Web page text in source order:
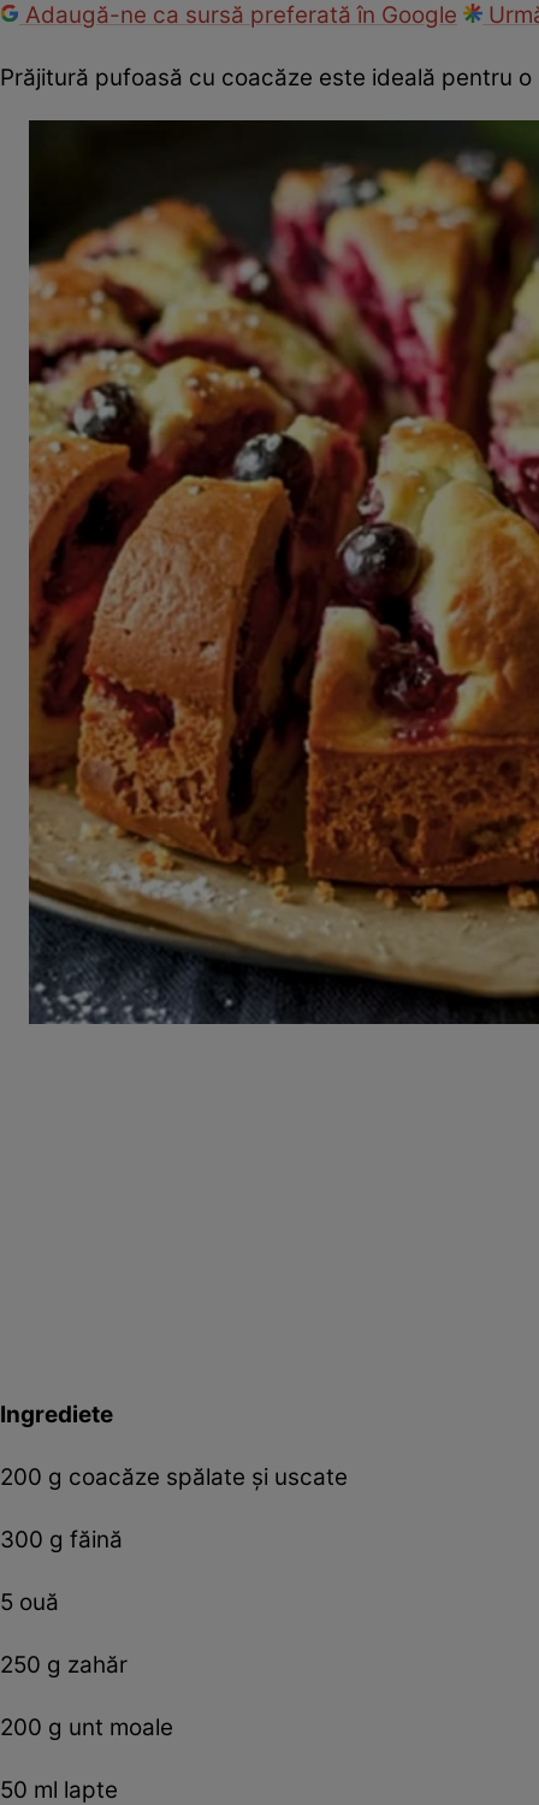
Adaugă-ne ca sursă preferată în Google
Prăjitură pufoasă cu coacăze este ideală pentru
Ingrediete
200 g coacăze spălate și uscate
300 g făină
5 ouă
250 g zahăr
200 g unt moale
50 ml lapte